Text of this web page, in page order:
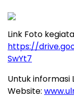
Link Foto
https://
SwYt7
Untuk informasi
Website: